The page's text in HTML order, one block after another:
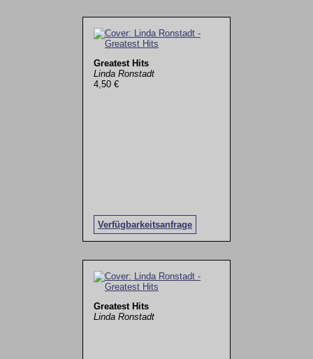
Greatest Hits
Linda Ronstadt
4,50 €
Verfügbarkeitsanfrage
Greatest Hits
Linda Ronstadt